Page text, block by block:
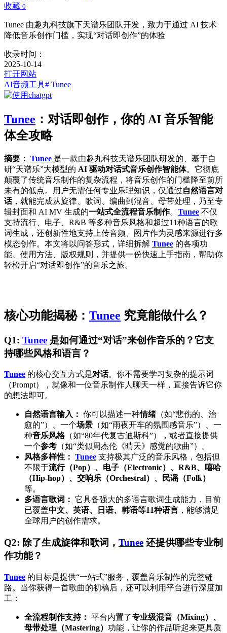
收藏 0
Tunee 由趣丸科技旗下天谱乐团队开发，致力于通过 AI 技术
降低音乐创作门槛，实现“对话即创作”的体验
收录时间：
2025-10-14
打开网站
AI音频工具# Tunee
Tunee ：对话即创作，你的 AI 音乐智能
体全攻略
摘要： Tunee 是一款由趣丸科技天谱乐团队研发的、基于自
研“天谱乐”大模型的 AI 驱动对话式音乐创作智能体。它彻底
颠覆了传统音乐制作的复杂流程，将音乐创作的门槛降至前所
未有的低点。用户无需任何专业乐理知识，仅通过自然语言对
话，就能完成从旋律、歌词、编曲到混音、母带处理，乃至专
辑封面和 AI MV 生成的一站式全流程音乐制作。 Tunee 不仅
支持流行、电子、R&B 等多种音乐风格和超过11种语言的歌
词生成，还创新性地支持上传音频、图片作为灵感来源进行多
模态创作。本文将以问答形式，详细拆解 Tunee 的各项功
能、使用方法、版权规则，并提供一份快速上手指南，帮助你
轻松开启“对话即创作”的音乐之旅。
核心功能揭秘： Tunee 究竟能做什么？
Q1: Tunee 是如何通过“对话”来创作音乐的？它支
持哪些风格和语言？
Tunee 的核心交互方式是对话。你不需要学习复杂的提示词
（Prompt），就像和一位音乐制作人聊天一样，直接告诉它你
的想法即可。
自然语言输入： 你可以描述一种情绪（如“悲伤的、治
愈的”）、一个场景 （如“雨夜开车的氛围感音乐”）、一
种音乐风格（如“80年代复古迪斯科”），或者直接提供
一个参考 （如“类似周杰伦《晴天》感觉的歌曲”）。
风格多样性： Tunee 支持极其广泛的音乐风格，包括但
不限于流行（Pop）、电子（Electronic）、R&B、嘻哈
（Hip-hop）、交响乐（Orchestral）、民谣（Folk）
等。
多语言歌词： 它具备强大的多语言歌词生成能力，目前
已覆盖中文、英语、日语、韩语等11种语言 ，能够满足
全球用户的创作需求。
Q2: 除了生成旋律和歌词， Tunee 还提供哪些专业制
作功能？
Tunee 的目标是提供“一站式”服务，覆盖音乐制作的完整链
路。当你获得一首歌曲的初稿后，还可以利用平台进行深度加
工：
全流程制作支持： 平台内置了专业级混音（Mixing）、
母带处理（Mastering） 功能，让你的作品听起来更具质